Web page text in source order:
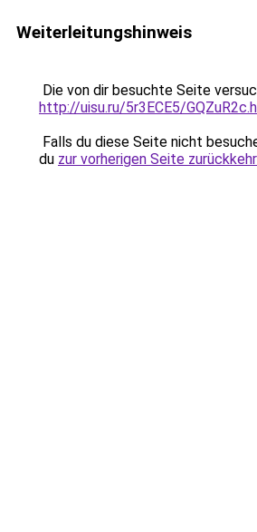
Weiterleitungshinweis
Die von dir besuchte Seite
http://uisu.ru/5r3ECE5/
Falls du diese Seite nicht
du zur vorherigen Seite